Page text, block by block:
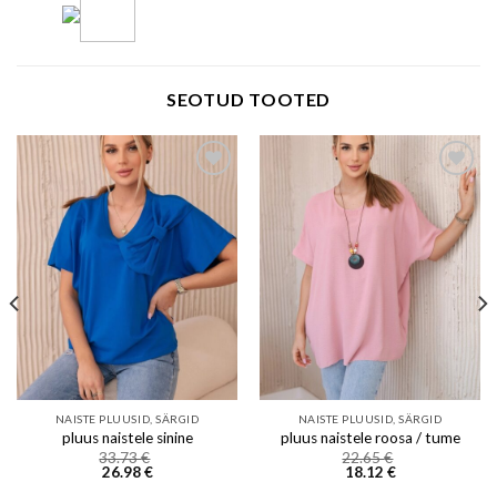
SEOTUD TOOTED
Add to wishlist
NAISTE PLUUSID, SÄRGID
pluus naistele sinine
33.73€
26.98€
Add to wishlist
NAISTE PLUUSID, SÄRGID
pluus naistele roosa / tume
22.65€
18.12 €